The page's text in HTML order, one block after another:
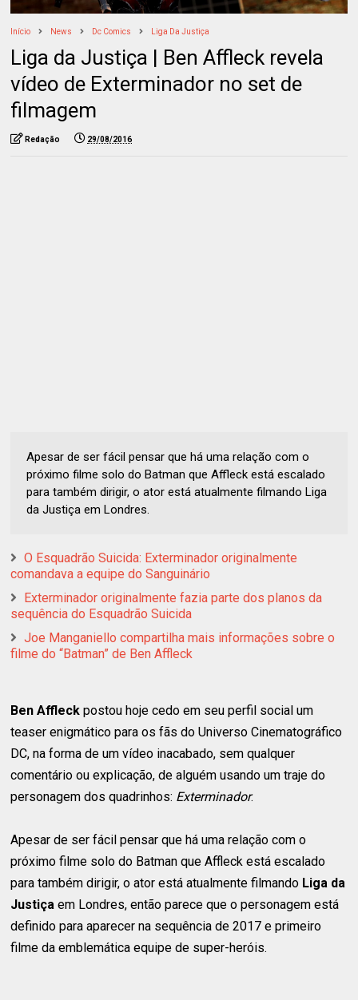
Início News Dc Comics Liga Da Justiça
Liga da Justiça | Ben Affleck revela
vídeo de Exterminador no set de
filmagem
Redação 29/08/2016
Apesar de ser fácil pensar que há uma relação com o
próximo filme solo do Batman que Affleck está escalado
para também dirigir, o ator está atualmente filmando Liga
da Justiça em Londres.
O Esquadrão Suicida: Exterminador originalmente
comandava a equipe do Sanguinário
Exterminador originalmente fazia parte dos planos da
sequência do Esquadrão Suicida
Joe Manganiello compartilha mais informações sobre o
filme do “Batman” de Ben Affleck
Ben Affleckpostou hoje cedo em seu perfil social um
teaser enigmático para os fãs do Universo Cinematográfico
DC, na forma de um vídeo inacabado, sem qualquer
comentário ou explicação, de alguém usando um traje do
personagem dos quadrinhos: Exterminador.
Apesar de ser fácil pensar que há uma relação com o
próximo filme solo do Batman que Affleck está escalado
para também dirigir, o ator está atualmente filmando Liga da
Justiça em Londres, então parece que o personagem está
definido para aparecer na sequência de 2017 e primeiro
filme da emblemática equipe de super-heróis.